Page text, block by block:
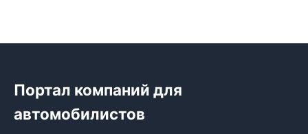
Портал компаний для
автомобилистов